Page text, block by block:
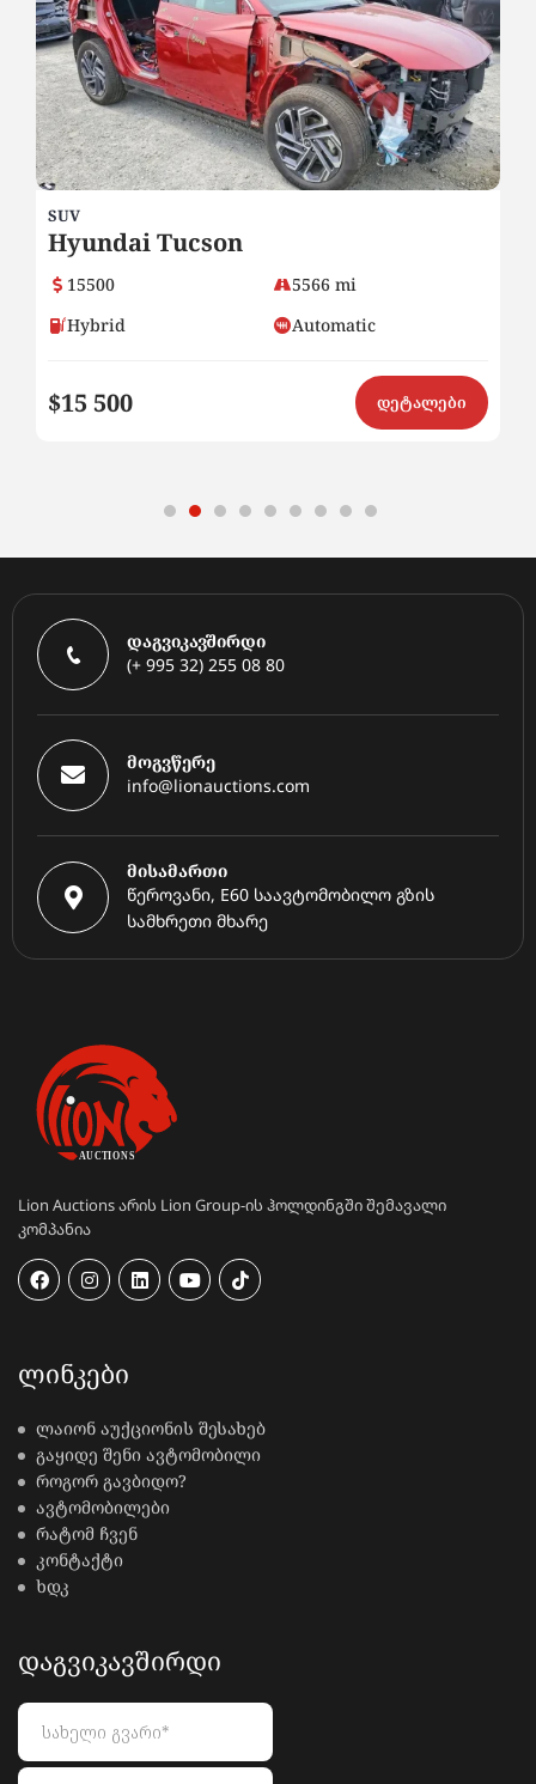
SUV
Hyundai Tucson
15500
5566 mi
Hybrid
Automatic
$15 500 დეტალები
დაგვიკავშირდი
(+ 995 32) 255 08 80
მოგვწერე
info@lionauctions.com
მისამართი
წეროვანი, E60 საავტომობილო გზის
სამხრეთი მხარე
Lion Auctions არის Lion Group-ის ჰოლდინგში შემავალი
კომპანია
ᲚᲘᲜᲙᲔᲑᲘ
ლაიონ აუქციონის შესახებ
გაყიდე შენი ავტომობილი
როგორ გავბიდო?
ავტომობილები
რატომ ჩვენ
კონტაქტი
ხდკ
ᲓᲐᲒᲕᲘᲙᲐᲕᲨᲘᲠᲓᲘ